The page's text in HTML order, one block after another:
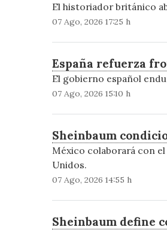
El historiador británico
07 Ago, 2026 17:25 h
España refuerza
El gobierno español
07 Ago, 2026 15:10 h
Sheinbaum
México colaborará con
Unidos.
07 Ago, 2026 14:55 h
Sheinbaum define